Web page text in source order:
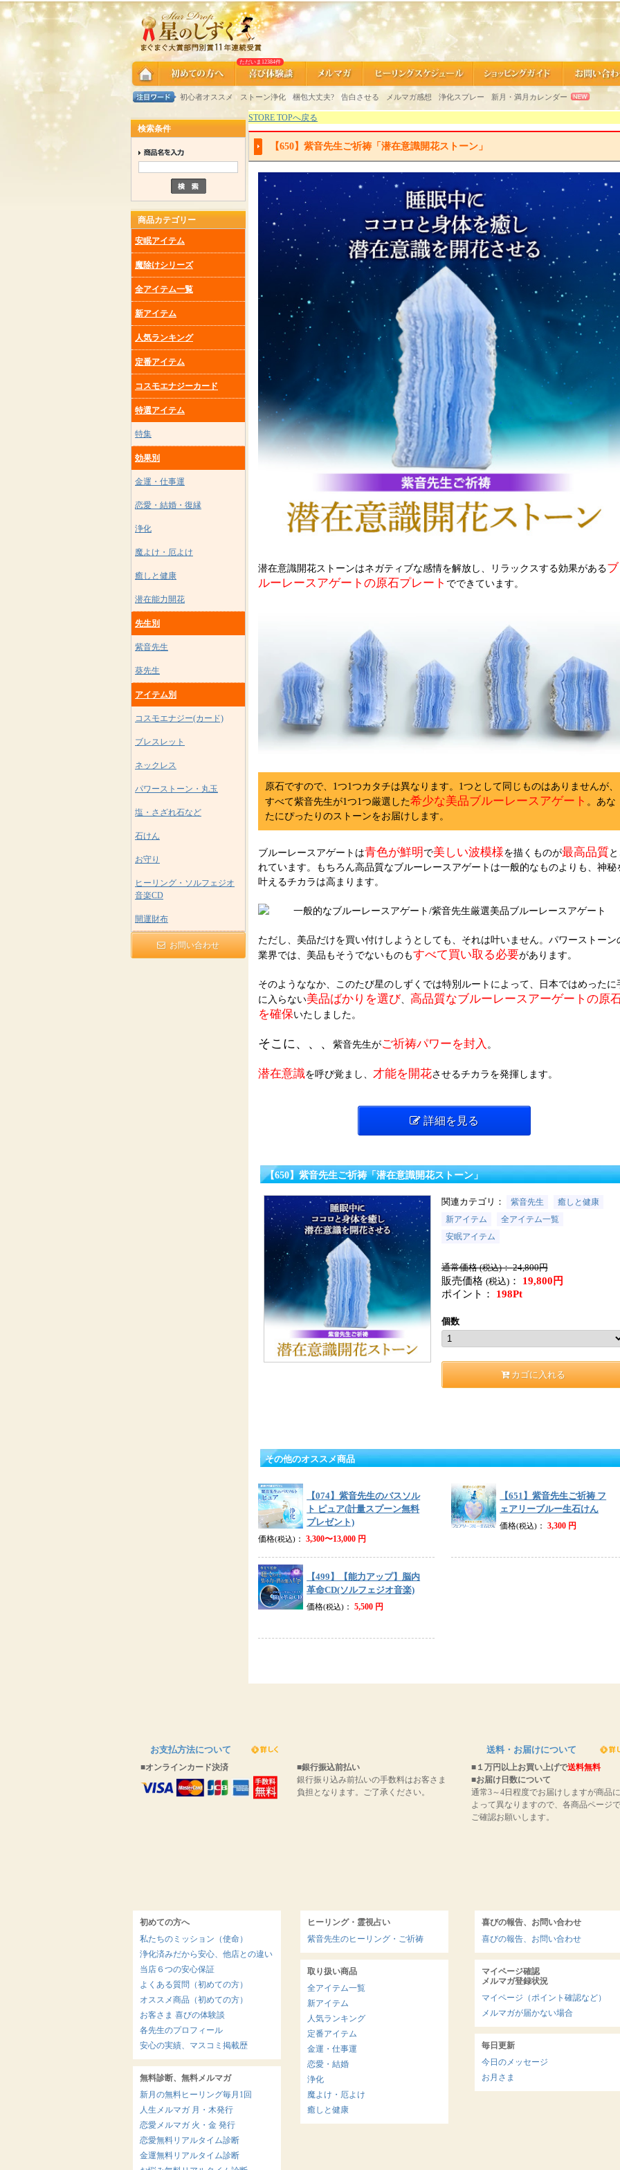
ただいま12384件
初心者オススメ ストーン浄化 梱包大丈夫? 告白させる メルマガ感想 浄化スプレー 新月・満月カレンダー
STORE TOPへ戻る
【650】紫音先生ご祈祷「潜在意識開花ストーン」
潜在意識開花ストーンはネガティブな感情を解放し、リラックスする効果があるブ
ルーレースアゲートの原石プレート でできています。
原石ですので、1つ1つカタチは異なります。1つとして同じものはありませんが、
すべて紫音先生が1つ1つ厳選した希少な美品ブルーレースアゲート 。あな
たにぴったりのストーンをお届けします。
ブルーレースアゲートは青色が鮮明で美しい波模様を描くものが最高品質
れています。もちろん高品質なブルーレースアゲートは一般的なものよりも、神秘
叶えるチカラは高まります。
ただし、美品だけを買い付けしようとしても、それは叶いません。パワーストーン
業界では、美品もそうでないものもすべて買い取る必要があります。
そのようななか、このたび星のしずくでは特別ルートによって、日本ではめったに
に入らない美品ばかりを選び、 高品質なブルーレースアーゲートの原
を確保いたしました。
そこに、、、紫音先生がご祈祷パワーを封入 。
潜在意識を呼び覚まし、才能を開花させるチカラを発揮します。
詳細を見る
【650】紫音先生ご祈祷「潜在意識開花ストーン」
関連カテゴリ： 紫音先生
癒しと健康
新アイテム
全アイテム一覧
安眠アイテム
通常価格(税込)：24,800円
販売価格 (税込)： 19,800円
ポイント： 198Pt
個数
カゴに入れる
その他のオススメ商品
【074】紫音先生のバスソル
ト ピュア(計量スプーン無料
プレゼント)
価格(税込) ：3,300〜13,000 円
【651】紫音先生ご祈祷 フ
ェアリーブルー生石けん
価格(税込) ：3,300 円
【499】【能力アップ】脳内
革命CD(ソルフェジオ音楽)
価格(税込) ：5,500 円
検索条件
商品カテゴリー
安眠アイテム
魔除けシリーズ
全アイテム一覧
新アイテム
人気ランキング
定番アイテム
コスモエナジーカード
特選アイテム
特集
効果別
金運・仕事運
恋愛・結婚・復縁
浄化
魔よけ・厄よけ
癒しと健康
潜在能力開花
先生別
紫音先生
葵先生
アイテム別
コスモエナジー(カード)
ブレスレット
ネックレス
パワーストーン・丸玉
塩・さざれ石など
石けん
お守り
ヒーリング・ソルフェジオ
音楽CD
開運財布
お問い合わせ
お支払方法について
■オンラインカード決済
■銀行振込前払い
銀行振り込み前払いの手数料はお客さま
負担となります。ご了承ください。
送料・お届けについて
■１万円以上お買い上げで送料無料
■お届け日数について
通常3～4日程度でお届けしますが商品に
よって異なりますので、各商品ページで
ご確認お願いします。
初めての方へ
私たちのミッション（使命）
浄化済みだから安心、他店との違い
当店６つの安心保証
よくある質問（初めての方）
オススメ商品（初めての方）
お客さま 喜びの体験談
各先生のプロフィール
安心の実績、マスコミ掲載歴
無料診断、無料メルマガ
新月の無料ヒーリング毎月1回
人生メルマガ 月・木発行
恋愛メルマガ 火・金 発行
恋愛無料リアルタイム診断
金運無料リアルタイム診断
ヒーリング・霊視占い
紫音先生のヒーリング・ご祈祷
取り扱い商品
全アイテム一覧
新アイテム
人気ランキング
定番アイテム
金運・仕事運
恋愛・結婚
浄化
魔よけ・厄よけ
癒しと健康
喜びの報告、お問い合わせ
喜びの報告、お問い合わせ
マイページ確認
メルマガ登録状況
マイページ（ポイント確認など）
メルマガが届かない場合
毎日更新
今日のメッセージ
お月さま